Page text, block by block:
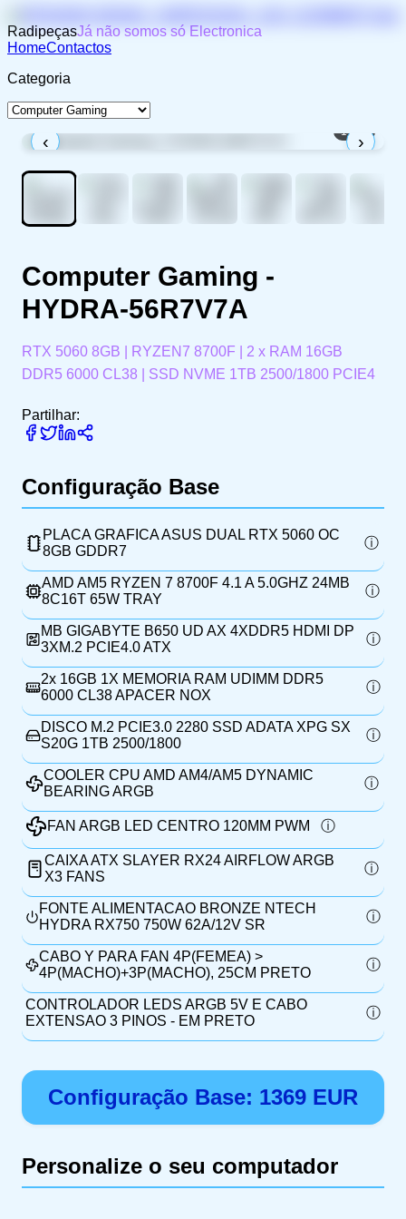
RadipeçasJá não somos só Electronica
HomeContactos
Categoria
‹ ›
1/
Computer Gaming -
HYDRA-56R7V7A
RTX 5060 8GB | RYZEN7 8700F | 2 x RAM 16GB
DDR5 6000 CL38 | SSD NVME 1TB 2500/1800 PCIE4
Partilhar:
Configuração Base
PLACA GRAFICA ASUS DUAL RTX 5060 OC
8GB GDDR7
AMD AM5 RYZEN 7 8700F 4.1 A 5.0GHZ 24MB
8C16T 65W TRAY
MB GIGABYTE B650 UD AX 4XDDR5 HDMI DP
3XM.2 PCIE4.0 ATX
2x 16GB 1X MEMORIA RAM UDIMM DDR5
6000 CL38 APACER NOX
DISCO M.2 PCIE3.0 2280 SSD ADATA XPG SX
S20G 1TB 2500/1800
COOLER CPU AMD AM4/AM5 DYNAMIC
BEARING ARGB
FAN ARGB LED CENTRO 120MM PWM
CAIXA ATX SLAYER RX24 AIRFLOW ARGB
X3 FANS
FONTE ALIMENTACAO BRONZE NTECH
HYDRA RX750 750W 62A/12V SR
CABO Y PARA FAN 4P(FEMEA) >
4P(MACHO)+3P(MACHO), 25CM PRETO
CONTROLADOR LEDS ARGB 5V E CABO
EXTENSAO 3 PINOS - EM PRETO
Configuração Base: 1369 EUR
Personalize o seu computador